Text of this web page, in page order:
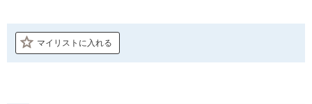
マイリストに入れる